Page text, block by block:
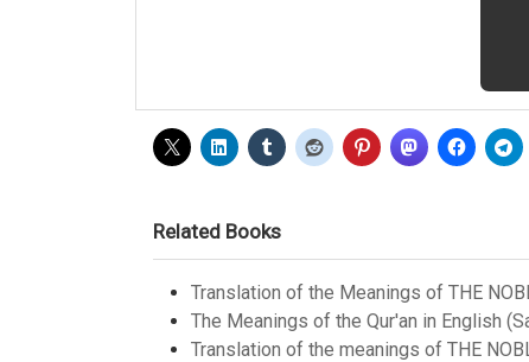
Related Books
Translation of the Meanings of THE
The Meanings of the Qur'an in English
Translation of the meanings of THE